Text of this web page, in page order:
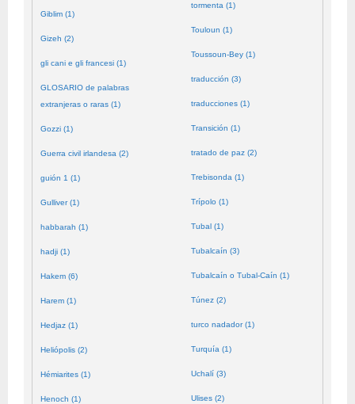
Giblim (1)
Gizeh (2)
gli cani e gli francesi (1)
GLOSARIO de palabras
extranjeras o raras (1)
Gozzi (1)
Guerra civil irlandesa (2)
guión 1 (1)
Gulliver (1)
habbarah (1)
hadji (1)
Hakem (6)
Harem (1)
Hedjaz (1)
Heliópolis (2)
Hémiarites (1)
Henoch (1)
tormenta (1)
Touloun (1)
Toussoun-Bey (1)
traducción (3)
traducciones (1)
Transición (1)
tratado de paz (2)
Trebisonda (1)
Trípolo (1)
Tubal (1)
Tubalcaín (3)
Tubalcaín o Tubal-Caín (1)
Túnez (2)
turco nadador (1)
Turquía (1)
Uchalí (3)
Ulises (2)